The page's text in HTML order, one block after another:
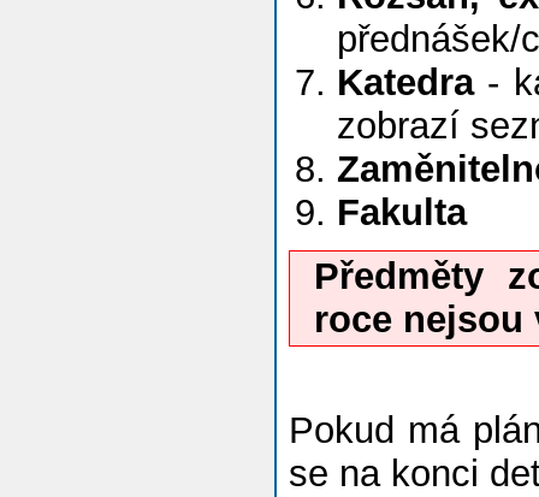
přednášek/
Katedra-
zobrazí
Fakulta
Předměty
roce nejsou
Pokud má
se na konci